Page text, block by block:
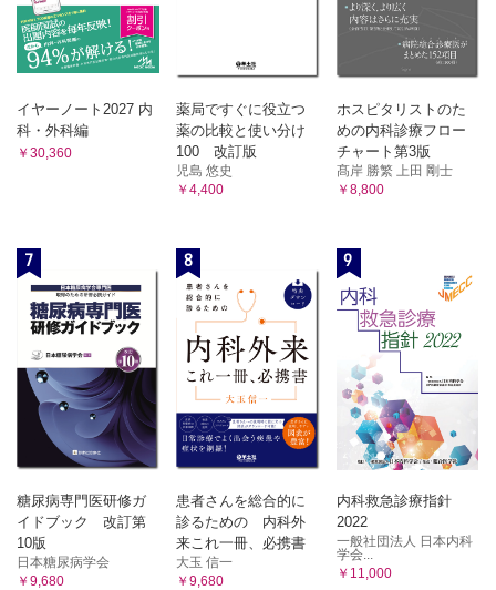
イヤーノート2027 内
科・外科編
￥30,360
薬局ですぐに役立つ
薬の比較と使い分け
100 改訂版
児島 悠史
￥4,400
ホスピタリストのた
めの内科診療フロー
チャート第3版
髙岸 勝繁 上田 剛士
￥8,800
7
糖尿病専門医研修ガ
イドブック 改訂第
10版
日本糖尿病学会
￥9,680
8
患者さんを総合的に
診るための 内科外
来これ一冊、必携書
大玉 信一
￥9,680
9
内科救急診療指針
2022
一般社団法人 日本内科
学会...
￥11,000